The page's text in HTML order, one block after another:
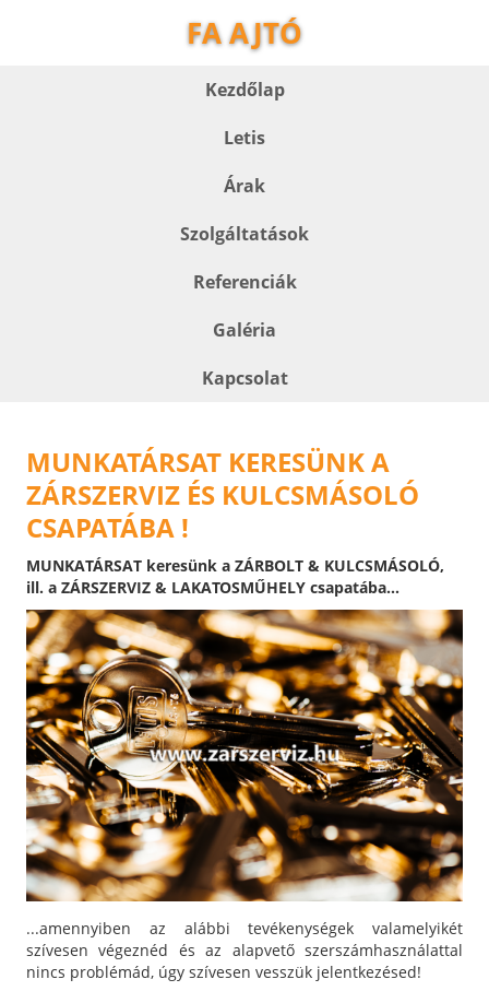
FA AJTÓ
Kezdőlap
Letis
Árak
Szolgáltatások
Referenciák
Galéria
Kapcsolat
MUNKATÁRSAT KERESÜNK A
ZÁRSZERVIZ ÉS KULCSMÁSOLÓ
CSAPATÁBA !
MUNKATÁRSAT keresünk a ZÁRBOLT & KULCSMÁSOLÓ,
ill. a ZÁRSZERVIZ & LAKATOSMŰHELY csapatába...
...amennyiben az alábbi tevékenységek valamelyikét
szívesen végeznéd és az alapvető szerszámhasználattal
nincs problémád, úgy szívesen vesszük jelentkezésed!